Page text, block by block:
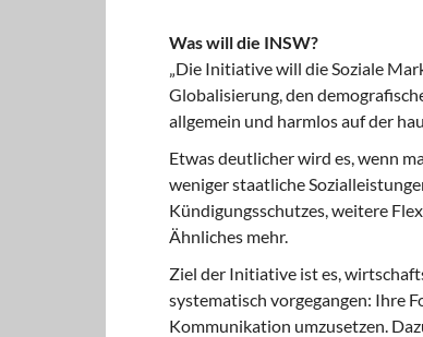
Was will die INSW?
„Die Initiative will die Soziale
Globalisierung, den
allgemein und harmlos auf der
Etwas deutlicher wird es, wenn
weniger staatliche
Kündigungsschutzes, weitere
Ähnliches mehr.
Ziel der Initiative ist es,
systematisch vorgegangen: Ihre
Kommunikation umzusetzen.